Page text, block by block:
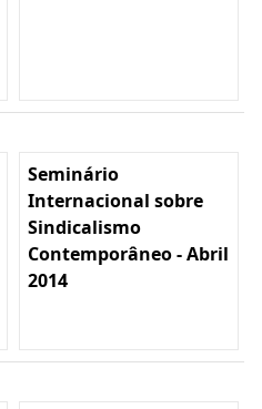
Seminário
Internacional sobre
Sindicalismo
Contemporâneo - Abril
2014